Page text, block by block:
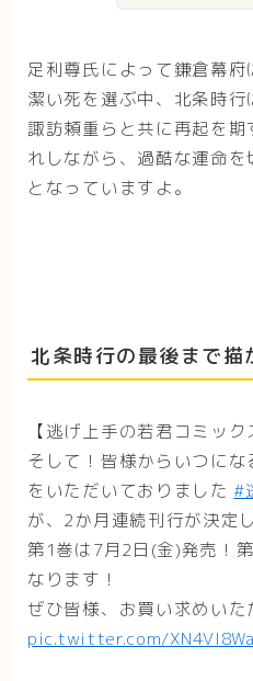
足利尊氏によって鎌倉幕
潔い死を選ぶ中、北条時行
諏訪頼重らと共に再起を
れしながら、過酷な運命
となっていますよ。
北条時行の最後まで描
【逃げ上手の若君コミッ
そして！皆様からいつに
をいただいておりました #
が、2か月連続刊行が決定
第1巻は7月2日(金)発売！
なります！
ぜひ皆様、お買い求めいた
pic.twitter.com/